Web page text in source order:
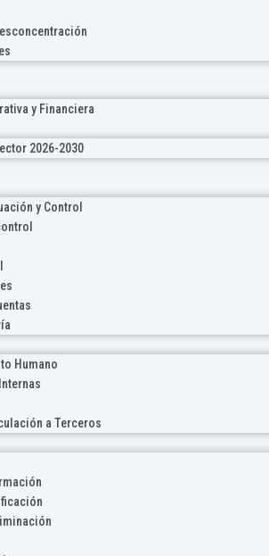
y Financiera
2026-2030
y Control
Humano
a Terceros